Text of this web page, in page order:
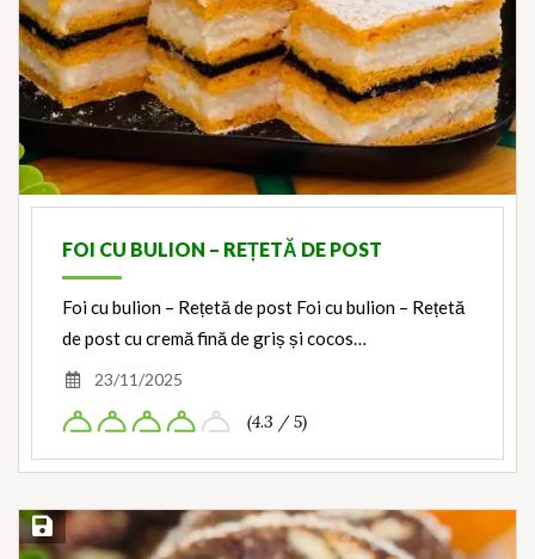
FOI CU BULION – REȚETĂ DE POST
Foi cu bulion – Rețetă de post Foi cu bulion – Rețetă
de post cu cremă fină de griș și cocos…
23/11/2025
(4.3 / 5)
Save Recipe